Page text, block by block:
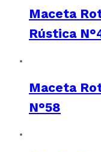
Maceta
Rústica
Maceta
N°58